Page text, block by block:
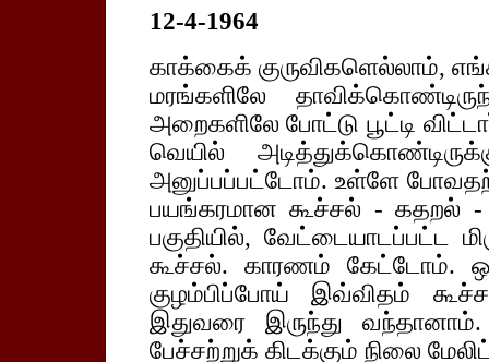
12-4-1964
காக்கைக் குருவிகளெல்லாம்,
மரங்களிலே
அறைகளிலே போட்டு பூட்டி
வெயில்
அனுப்பப்பட்டோம். உள்ளே
பயங்கரமான கூச்சல் - கதறல் -
பகுதியில், வேட்டையாடப்பட்ட
கூச்சல். காரணம் கேட்டோம்.
குழம்பிப்போய் இவ்விதம்
இதுவரை இருந்து
பேச்சற்றுக் கிடக்கும் நிலை